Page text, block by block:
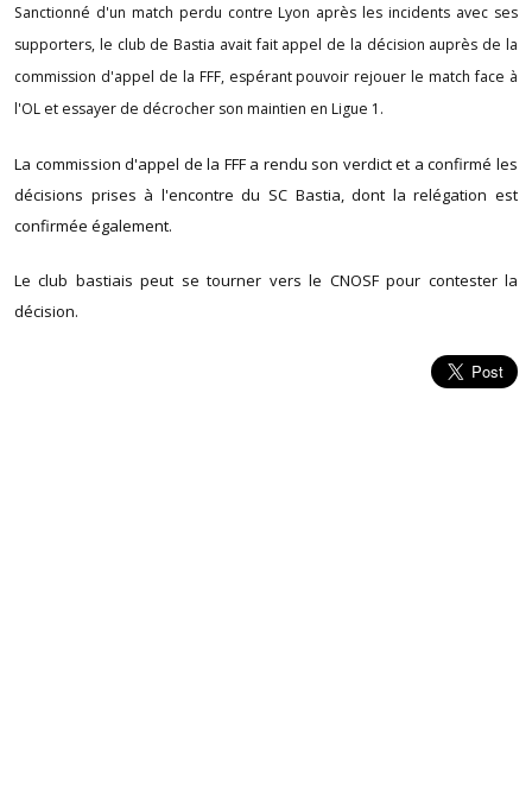
Sanctionné d'un match perdu contre Lyon après les incidents avec ses
supporters, le club de Bastia avait fait appel de la décision auprès de la
commission d'appel de la FFF, espérant pouvoir rejouer le match face à
l'OL et essayer de décrocher son maintien en Ligue 1.
La commission d'appel de la FFF a rendu son verdict et a confirmé les
décisions prises à l'encontre du SC Bastia, dont la relégation est
confirmée également.
Le club bastiais peut se tourner vers le CNOSF pour contester la
décision.